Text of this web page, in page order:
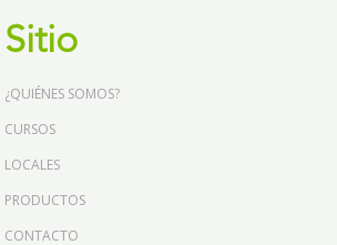
Sitio
¿QUIÉNES SOMOS?
CURSOS
LOCALES
PRODUCTOS
CONTACTO